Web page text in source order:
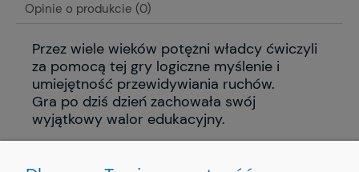
Opinie o produkcie (0)
Przez wiele wieków potężni władcy ćwiczyli
za pomocą tej gry logiczne myślenie i
umiejętność przewidywiania ruchów.
Gra po dziś dzień zachowała swój
wyjątkowy walor edukacyjny.